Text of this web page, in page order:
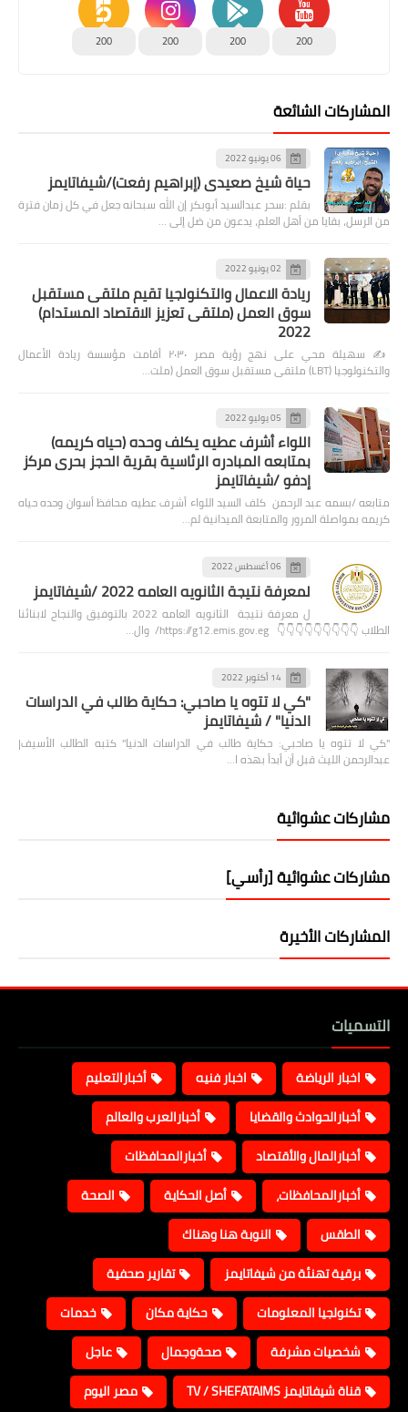
200
200
200
200
المشاركات الشائعة
06 يونيو 2022
حياة شيخ صعيدى (إبراهيم رفعت)/شيفاتايمز
بقلم :سحر عبدالسيد أبوبكر إن الله سبحانه جعل في كل زمان فترة
من الرسل، بقايا من أهل العلم، يدعون من ضل إلى …
02 يونيو 2022
ريادة الاعمال والتكنولجيا تقيم ملتقى مستقبل
سوق العمل (ملتقى تعزيز الاقتصاد المستدام)
2022
✍️ سهيلة محي على نهج رؤية مصر ٢٠٣٠ أقامت مؤسسة ريادة الأعمال
والتكنولوجيا (LBT) ملتقى مستقبل سوق العمل (ملت…
05 يوليو 2022
اللواء أشرف عطيه يكلف وحده (حياه كريمه)
بمتابعه المبادره الرئاسية بقرية الحجز بحرى مركز
إدفو /شيفاتايمز
متابعه /بسمه عبد الرحمن كلف السيد اللواء أشرف عطيه محافظ أسوان وحده حياه
كريمه بمواصلة المرور والمتابعة الميدانية لم…
06 أغسطس 2022
لمعرفة نتيجة الثانويه العامه 2022 /شيفاتايمز
ل معرفة نتيجة الثانويه العامه 2022 بالتوفيق والنجاح لابنائنا
الطلاب 👇👇👇👇👇👇👇👇👇 https://g12.emis.gov.eg/ وال…
14 أكتوبر 2022
"كي لا تتوه يا صاحبي: حكاية طالب في الدراسات
الدنيا" / شيفاتايمز
"كي لا تتوه يا صاحبي: حكاية طالب في الدراسات الدنيا" كتبه الطالب الأسيف|
عبدالرحمن الليث قبل أن أبدأ بهذه ا…
مشاركات عشوائية
مشاركات عشوائية [رأسي]
المشاركات الأخيرة
التسميات
اخبار الرياضة اخبار فنيه
أخبارالتعليم
أخبارالحوادث والقضايا
أخبارالعرب والعالم
أخبارالمال والأقتصاد
أخبارالمحافظات
أخبارالمحافظات،
أصل الحكاية
الصحة
الطقس
النوبة هنا وهناك
برقية تهنئة من شيفاتايمز
تقارير صحفية
تكنولجيا المعلومات
حكاية مكان
خدمات
شخصيات مشرفة
صحةوجمال
عاجل
قناة شيفاتايمز TV / SHEFATAIMS
مصر اليوم